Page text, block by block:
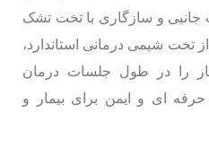
جانبی و سازگاری با تخت تشک
تخت شیمی درمانی استاندارد،
را در طول جلسات درمان
ای و ایمن برای بیمار و